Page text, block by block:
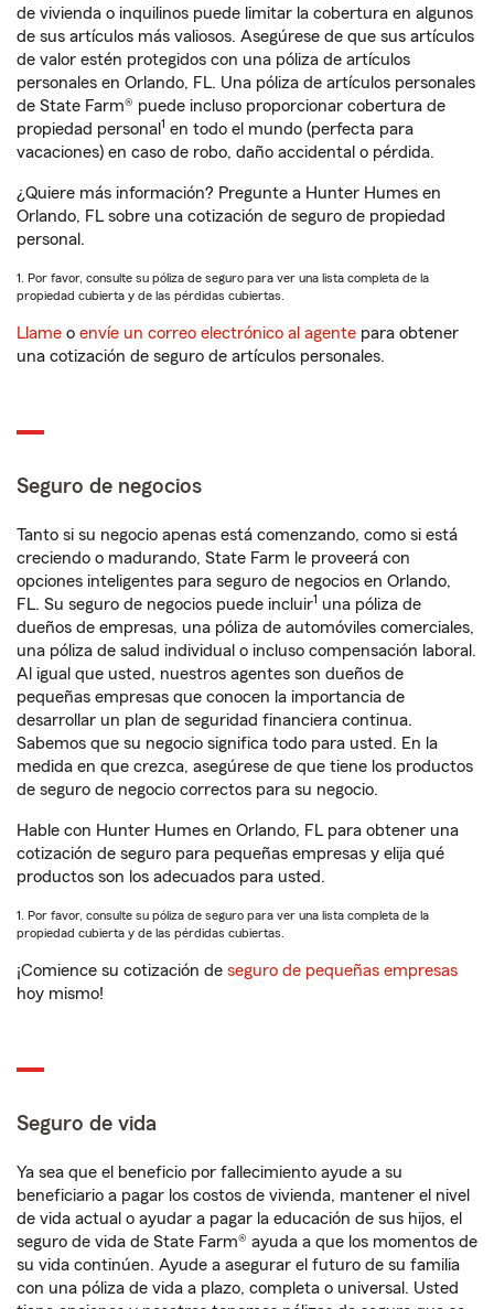
de vivienda o inquilinos puede limitar la cobertura en algunos
de sus artículos más valiosos. Asegúrese de que sus artículos
de valor estén protegidos con una póliza de artículos
personales en Orlando, FL. Una póliza de artículos personales
de State Farm® puede incluso proporcionar cobertura de
propiedad personal 1 en todo el mundo (perfecta para
vacaciones) en caso de robo, daño accidental o pérdida.
¿Quiere más información? Pregunte a Hunter Humes en
Orlando, FL sobre una cotización de seguro de propiedad
personal.
1. Por favor, consulte su póliza de seguro para ver una lista completa de la
propiedad cubierta y de las pérdidas cubiertas.
Llame o envíe un correo electrónico al agente para obtener
una cotización de seguro de artículos personales.
Seguro de negocios
Tanto si su negocio apenas está comenzando, como si está
creciendo o madurando, State Farm le proveerá con
opciones inteligentes para seguro de negocios en Orlando,
FL. Su seguro de negocios puede incluir1 una póliza de
dueños de empresas, una póliza de automóviles comerciales,
una póliza de salud individual o incluso compensación laboral.
Al igual que usted, nuestros agentes son dueños de
pequeñas empresas que conocen la importancia de
desarrollar un plan de seguridad financiera continua.
Sabemos que su negocio significa todo para usted. En la
medida en que crezca, asegúrese de que tiene los productos
de seguro de negocio correctos para su negocio.
Hable con Hunter Humes en Orlando, FL para obtener una
cotización de seguro para pequeñas empresas y elija qué
productos son los adecuados para usted.
1. Por favor, consulte su póliza de seguro para ver una lista completa de la
propiedad cubierta y de las pérdidas cubiertas.
¡Comience su cotización de seguro de pequeñas empresas
hoy mismo!
Seguro de vida
Ya sea que el beneficio por fallecimiento ayude a su
beneficiario a pagar los costos de vivienda, mantener el nivel
de vida actual o ayudar a pagar la educación de sus hijos, el
seguro de vida de State Farm® ayuda a que los momentos de
su vida continúen. Ayude a asegurar el futuro de su familia
con una póliza de vida a plazo, completa o universal. Usted